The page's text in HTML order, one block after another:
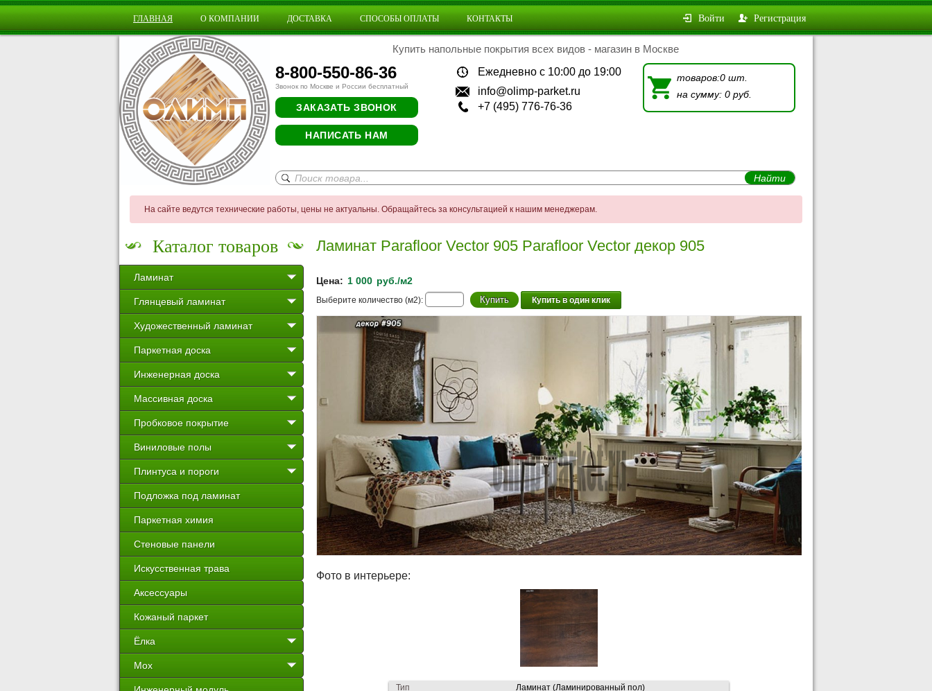
ГЛАВНАЯ О КОМПАНИИ ДОСТАВКА СПОСОБЫ ОПЛАТЫ КОНТАКТЫ Войти Регистрация
Купить напольные покрытия всех видов - магазин в Москве
8-800-550-86-36
Звонок по Москве и России бесплатный
ЗАКАЗАТЬ ЗВОНОК
НАПИСАТЬ НАМ
Ежедневно с 10:00 до 19:00
info@olimp-parket.ru
+7 (495) 776-76-36
товаров:0 шт.
на сумму: 0 руб.
На сайте ведутся технические работы, цены не актуальны. Обращайтесь за консультацией к нашим менеджерам.
Каталог товаров
Ламинат
Глянцевый ламинат
Художественный ламинат
Паркетная доска
Инженерная доска
Массивная доска
Пробковое покрытие
Виниловые полы
Плинтуса и пороги
Подложка под ламинат
Паркетная химия
Стеновые панели
Искусственная трава
Аксессуары
Кожаный паркет
Ёлка
Мох
Ламинат Parafloor Vector 905 Parafloor Vector декор 905
Цена: 1 000 руб./м2
Выберите количество (м2): Купить в один клик
Фото в интерьере:
Тип
Ламинат (Ламинированный пол)